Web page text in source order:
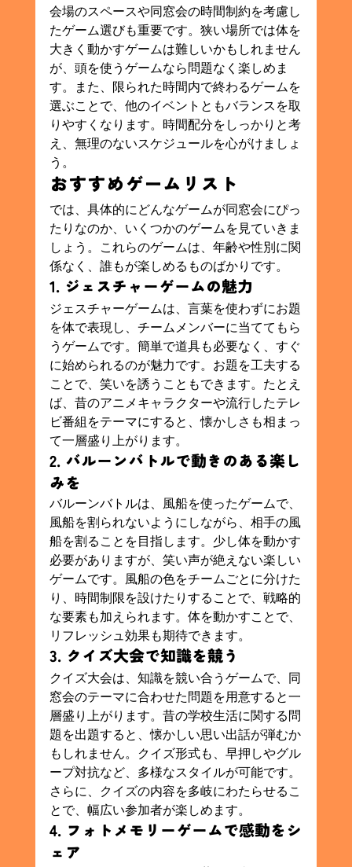
会場のスペースや同窓会の時間制約を考慮し
たゲーム選びも重要です。狭い場所では体を
大きく動かすゲームは難しいかもしれません
が、頭を使うゲームなら問題なく楽しめま
す。また、限られた時間内で終わるゲームを
選ぶことで、他のイベントともバランスを取
りやすくなります。時間配分をしっかりと考
え、無理のないスケジュールを心がけましょ
う。
おすすめゲームリスト
では、具体的にどんなゲームが同窓会にぴっ
たりなのか、いくつかのゲームを見ていきま
しょう。これらのゲームは、年齢や性別に関
係なく、誰もが楽しめるものばかりです。
1. ジェスチャーゲームの魅力
ジェスチャーゲームは、言葉を使わずにお題
を体で表現し、チームメンバーに当ててもら
うゲームです。簡単で道具も必要なく、すぐ
に始められるのが魅力です。お題を工夫する
ことで、笑いを誘うこともできます。たとえ
ば、昔のアニメキャラクターや流行したテレ
ビ番組をテーマにすると、懐かしさも相まっ
て一層盛り上がります。
2. バルーンバトルで動きのある楽し
みを
バルーンバトルは、風船を使ったゲームで、
風船を割られないようにしながら、相手の風
船を割ることを目指します。少し体を動かす
必要がありますが、笑い声が絶えない楽しい
ゲームです。風船の色をチームごとに分けた
り、時間制限を設けたりすることで、戦略的
な要素も加えられます。体を動かすことで、
リフレッシュ効果も期待できます。
3. クイズ大会で知識を競う
クイズ大会は、知識を競い合うゲームで、同
窓会のテーマに合わせた問題を用意すると一
層盛り上がります。昔の学校生活に関する問
題を出題すると、懐かしい思い出話が弾むか
もしれません。クイズ形式も、早押しやグル
ープ対抗など、多様なスタイルが可能です。
さらに、クイズの内容を多岐にわたらせるこ
とで、幅広い参加者が楽しめます。
4. フォトメモリーゲームで感動をシ
ェア